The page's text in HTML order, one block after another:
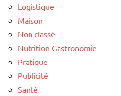
Logistique
Maison
Non classé
Nutrition Gastronomie
Pratique
Publicité
Santé